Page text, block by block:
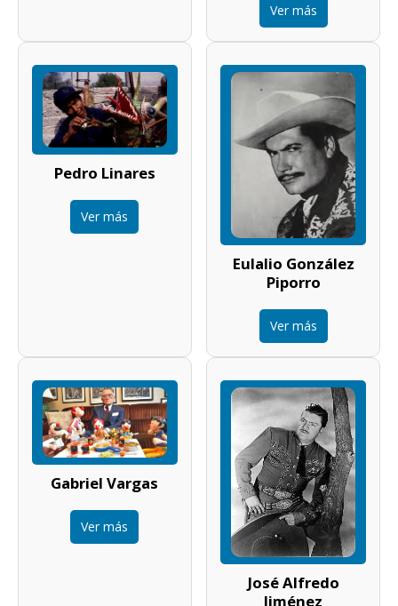
Ver más
Pedro Linares
Ver más
Eulalio González
Piporro
Ver más
Gabriel Vargas
Ver más
José Alfredo
Jiménez